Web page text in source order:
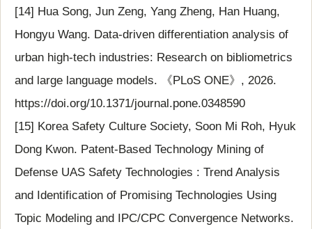
[14] Hua Song, Jun Zeng, Yang Zheng, Han Huang,
Hongyu Wang. Data-driven differentiation analysis of
urban high-tech industries: Research on bibliometrics
and large language models. 《PLoS ONE》, 2026.
https://doi.org/10.1371/journal.pone.0348590
[15] Korea Safety Culture Society, Soon Mi Roh, Hyuk
Dong Kwon. Patent-Based Technology Mining of
Defense UAS Safety Technologies : Trend Analysis
and Identification of Promising Technologies Using
Topic Modeling and IPC/CPC Convergence Networks.